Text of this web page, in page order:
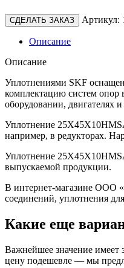
СДЕЛАТЬ ЗАКАЗ Артикул:
Описание
Описание
Уплотнениями SKF
комплектацию систем опор
оборудовании, двигателях
Уплотнение
например, в редукторах.
Уплотнение
выпускаемой продукции.
В интернет-магазине ООО
соединений, уплотнения
Какие еще
Важнейшее значение имеет
цену подешевле — мы